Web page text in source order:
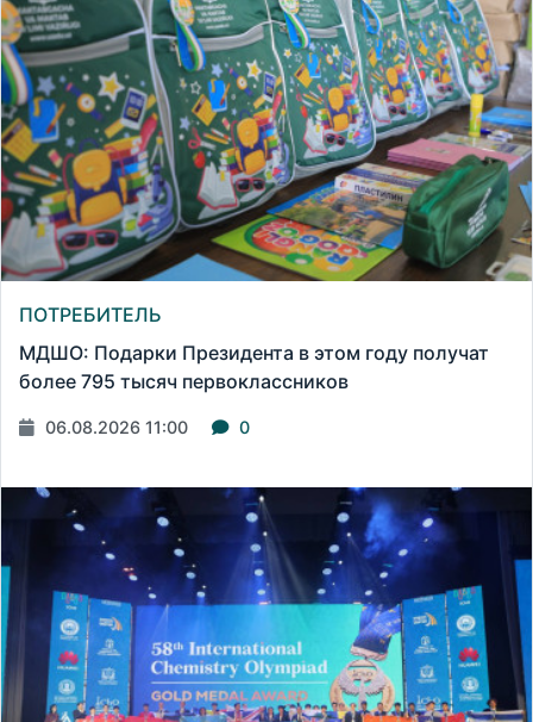
ПОТРЕБИТЕЛЬ
МДШО: Подарки Президента в этом году получат
более 795 тысяч первоклассников
06.08.2026 11:00 0